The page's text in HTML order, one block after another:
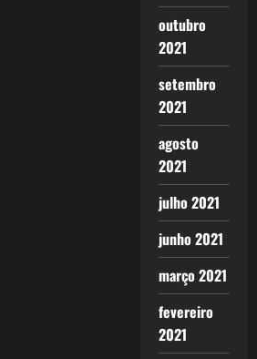
outubro
2021
setembro
2021
agosto
2021
julho 2021
junho 2021
março 2021
fevereiro
2021